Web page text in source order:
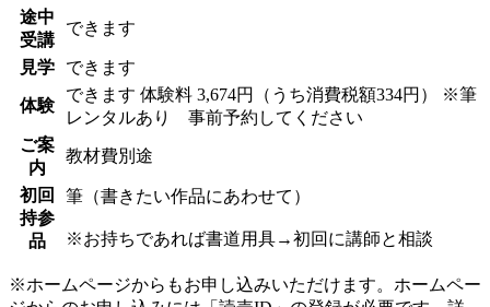
途中
受講
できます
見学 できます
体験
できます 体験料 3,674円（うち消費税額334円）
※筆
レンタルあり 事前予約してください
ご案
内
教材費別途
初回
持参
品
筆（書きたい作品にあわせて）
※お持ちであれば書道用具→初回に講師と相談
※ホームページからもお申し込みいただけます。ホームペー